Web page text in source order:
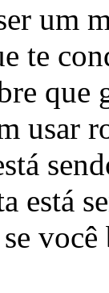
um
te
que
usar
está